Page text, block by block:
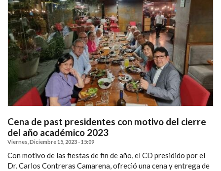
Cena de past presidentes con motivo del cierre
del año académico 2023
Viernes, Diciembre 15, 2023 - 15:09
Con motivo de las fiestas de fin de año, el CD presidido por el
Dr. Carlos Contreras Camarena, ofreció una cena y entrega de